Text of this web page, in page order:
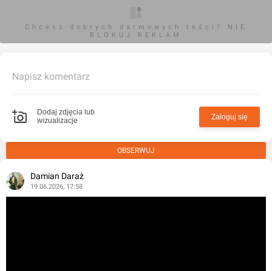
Chcesz dobrych darmowych teści? NIE
BLOKUJ REKLAM
Napisz komentarz
Dodaj zdjęcia lub
wizualizacje
Zaloguj się
OBSERWUJ
Damian Daraż
19.06.2026, 17:58